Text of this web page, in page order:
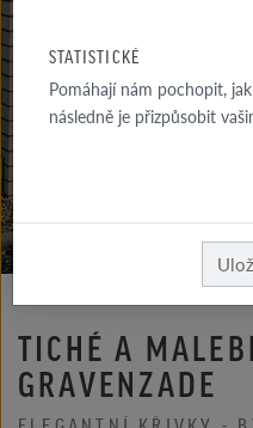
Röben
TICHÉ A
GRAVENZADE
STATISTICKÉ
Pomáhají nám pochopit,
následně je přizpůsobit